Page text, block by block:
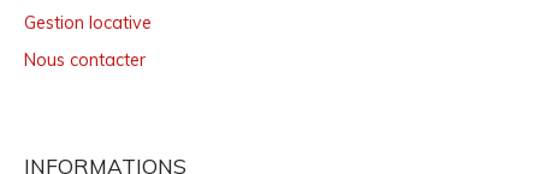
Gestion locative
Nous contacter
INFORMATIONS